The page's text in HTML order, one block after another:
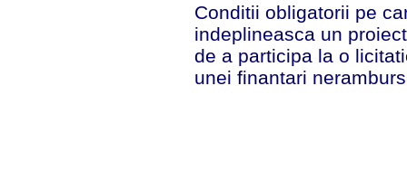
Conditii obligatorii pe
indeplineasca un
de a participa la o
unei finantari